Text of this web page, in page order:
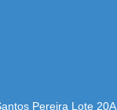
Pereira Lote 20A